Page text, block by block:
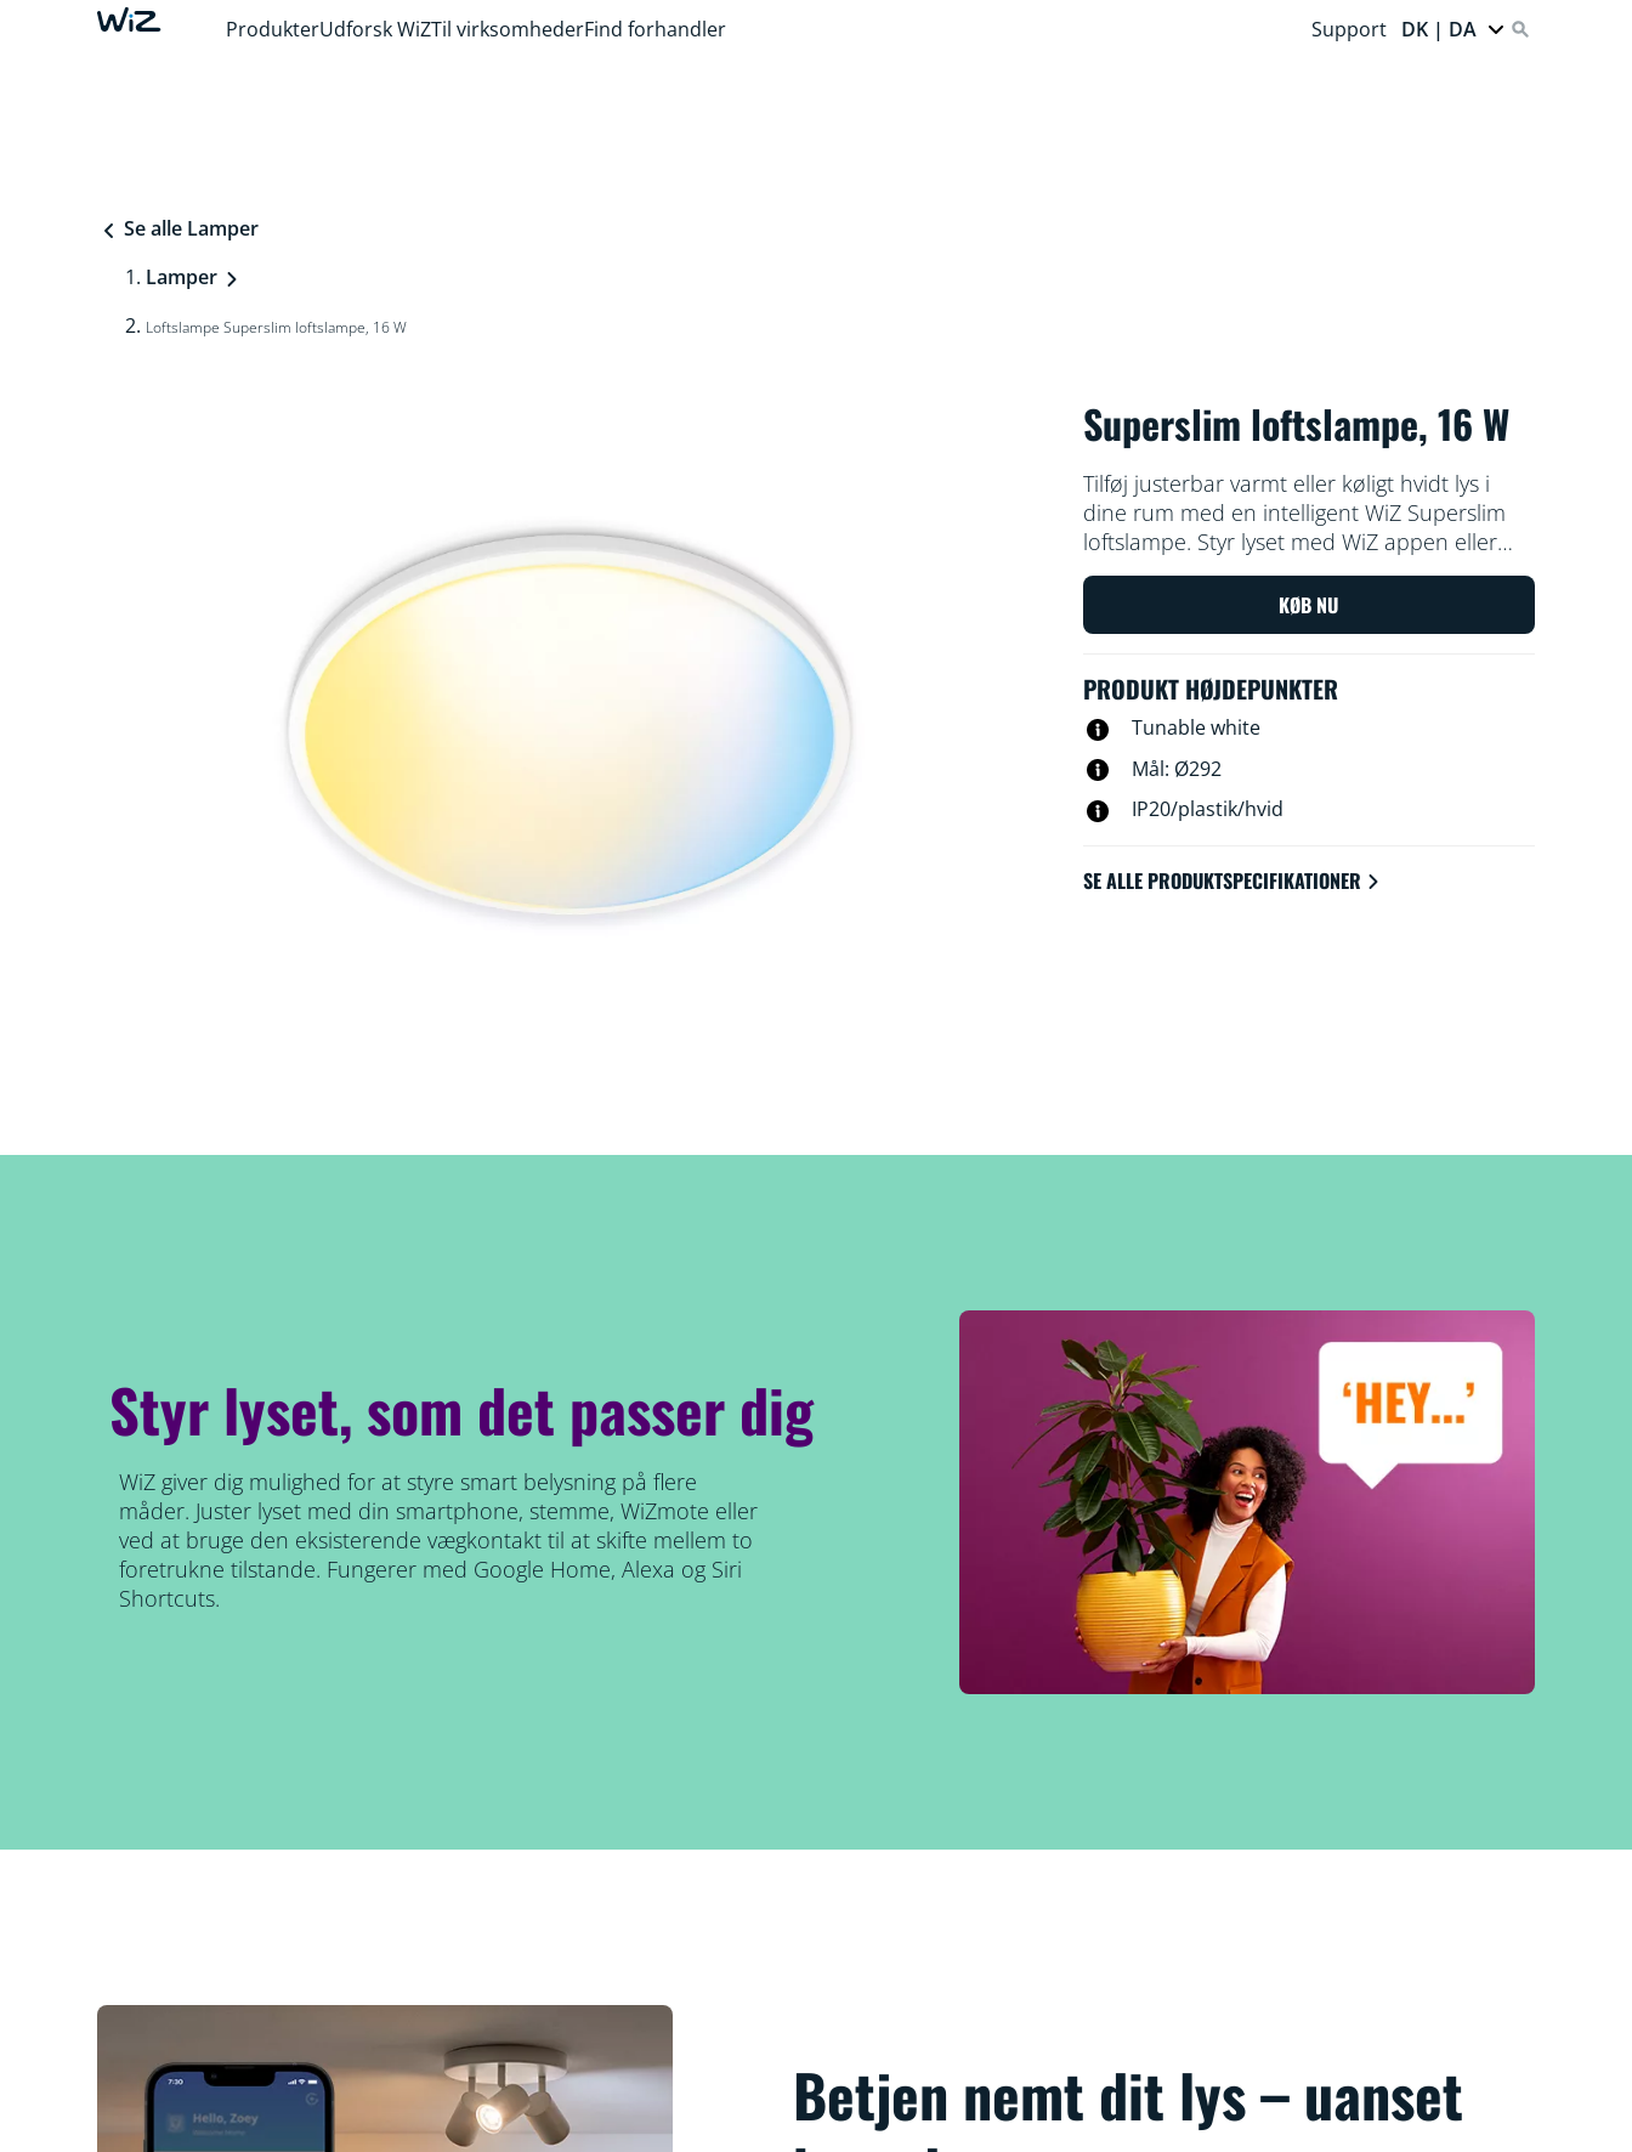
ProdukterUdforsk WiZTil virksomhederFind forhandler Support DK | DA
Se alle Lamper
Lamper
Loftslampe Superslim loftslampe, 16 W
Superslim loftslampe, 16 W
Tilføj justerbar varmt eller køligt hvidt lys i
dine rum med en intelligent WiZ Superslim
loftslampe. Styr lyset med WiZ appen eller
brug din stemme til at dæmpe og skrue op
for lyset. Du kan også bruge de
forudindstillede lystilstande med Wi-Fi-
KØB NU
PRODUKT HØJDEPUNKTER
Tunable white
Mål: Ø292
IP20/plastik/hvid
SE ALLE PRODUKTSPECIFIKATIONER
Styr lyset, som det passer dig
WiZ giver dig mulighed for at styre smart belysning på flere
måder. Juster lyset med din smartphone, stemme, WiZmote eller
ved at bruge den eksisterende vægkontakt til at skifte mellem to
foretrukne tilstande. Fungerer med Google Home, Alexa og Siri
Shortcuts.
Betjen nemt dit lys – uanset